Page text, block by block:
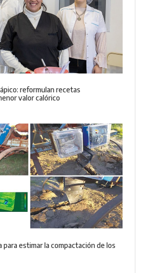
reformulan recetas
valor calórico
estimar la compactación de los